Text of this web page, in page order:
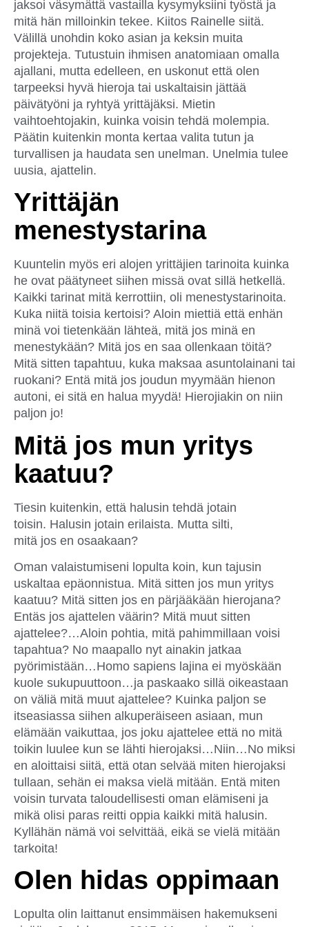
jaksoi väsymättä vastailla kysymyksiini työstä ja
mitä hän milloinkin tekee. Kiitos Rainelle siitä.
Välillä unohdin koko asian ja keksin muita
projekteja. Tutustuin ihmisen anatomiaan omalla
ajallani, mutta edelleen, en uskonut että olen
tarpeeksi hyvä hieroja tai uskaltaisin jättää
päivätyöni ja ryhtyä yrittäjäksi. Mietin
vaihtoehtojakin, kuinka voisin tehdä molempia.
Päätin kuitenkin monta kertaa valita tutun ja
turvallisen ja haudata sen unelman. Unelmia tulee
uusia, ajattelin.
Yrittäjän
menestystarina
Kuuntelin myös eri alojen yrittäjien tarinoita kuinka
he ovat päätyneet siihen missä ovat sillä hetkellä.
Kaikki tarinat mitä kerrottiin, oli menestystarinoita.
Kuka niitä toisia kertoisi? Aloin miettiä että enhän
minä voi tietenkään lähteä, mitä jos minä en
menestykään? Mitä jos en saa ollenkaan töitä?
Mitä sitten tapahtuu, kuka maksaa asuntolainani tai
ruokani? Entä mitä jos joudun myymään hienon
autoni, ei sitä en halua myydä! Hierojiakin on niin
paljon jo!
Mitä jos mun yritys
kaatuu?
Tiesin kuitenkin, että halusin tehdä jotain
toisin. Halusin jotain erilaista. Mutta silti,
mitä jos en osaakaan?
Oman valaistumiseni lopulta koin, kun tajusin
uskaltaa epäonnistua. Mitä sitten jos mun yritys
kaatuu? Mitä sitten jos en pärjääkään hierojana?
Entäs jos ajattelen väärin? Mitä muut sitten
ajattelee?…Aloin pohtia, mitä pahimmillaan voisi
tapahtua? No maapallo nyt ainakin jatkaa
pyörimistään…Homo sapiens lajina ei myöskään
kuole sukupuuttoon…ja paskaako sillä oikeastaan
on väliä mitä muut ajattelee? Kuinka paljon se
itseasiassa siihen alkuperäiseen asiaan, mun
elämään vaikuttaa, jos joku ajattelee että no mitä
toikin luulee kun se lähti hierojaksi…Niin…No miksi
en aloittaisi siitä, että otan selvää miten hierojaksi
tullaan, sehän ei maksa vielä mitään. Entä miten
voisin turvata taloudellisesti oman elämiseni ja
mikä olisi paras reitti oppia kaikki mitä halusin.
Kyllähän nämä voi selvittää, eikä se vielä mitään
tarkoita!
Olen hidas oppimaan
Lopulta olin laittanut ensimmäisen hakemukseni